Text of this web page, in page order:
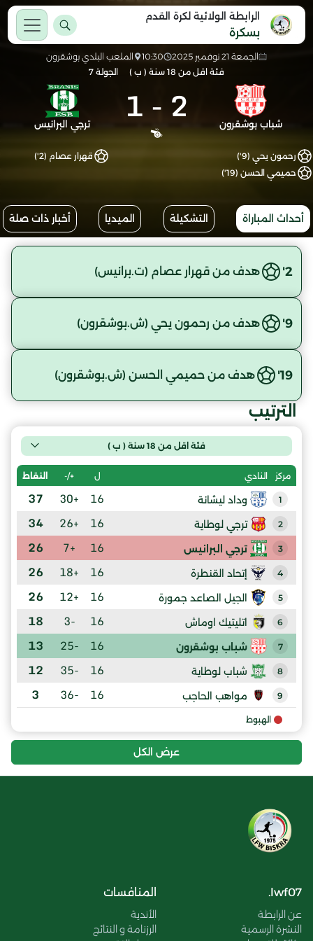
الرابطة الولائية لكرة القدم
بسكرة
الجمعة 21 نوفمبر 2025 10:30
الملعب البلدي بوشقرون
فئة اقل من 18 سنة ( ب )
الجولة 7
شباب بوشقرون 2
-
1 ترجي البرانيس
رحمون يحي (9')
حميمي الحسن (19')
قهرار عصام (2')
أحداث المباراة التشكيلة الميديا أخبار ذات صلة
2' هدف من قهرار عصام (ت.برانيس)
9' هدف من رحمون يحي (ش.بوشقرون)
19' هدف من حميمي الحسن (ش.بوشقرون)
الترتيب
فئة اقل من 18 سنة ( ب )
مركز النادي ل +/- النقاط
1 وداد ليشانة 16
+30
37
2 ترجي لوطاية 16
+26
34
3 ترجي البرانيس 16
+7
26
4 إتحاد القنطرة 16
+18
26
5 الجيل الصاعد جمورة 16
+12
26
6 اتليتيك اوماش 16
-3
18
7 شباب بوشقرون 16
-25
13
8 شباب لوطاية 16
-35
12
9 مواهب الحاجب 16
-36
3
الهبوط
عرض الكل
lwf07.
عن الرابطة
النشرة الرسمية
المنافسات
الأندية
الرزنامة و النتائج